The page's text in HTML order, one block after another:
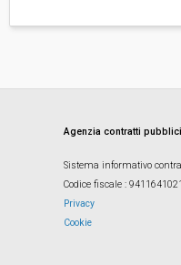
Agenzia contratti pubblici
Sistema informativo
Codice fiscale :
Privacy
Cookie